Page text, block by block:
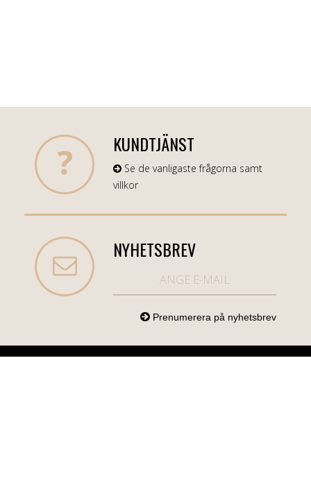
KUNDTJÄNST
Se de vanligaste frågorna samt
villkor
NYHETSBREV